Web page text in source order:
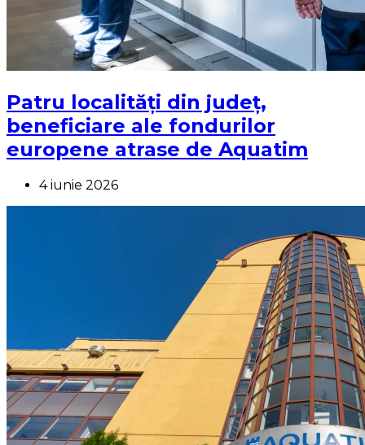
Patru localități din județ,
beneficiare ale fondurilor
europene atrase de Aquatim
4 iunie 2026